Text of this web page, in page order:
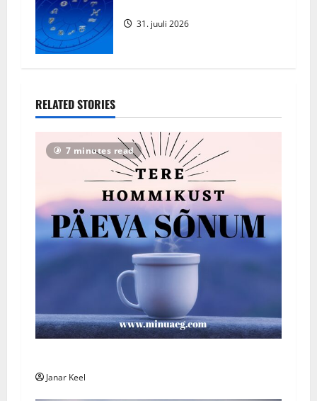
31. juuli 2026
RELATED STORIES
7 minutes read
Janar Keel